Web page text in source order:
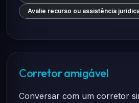
Avalie recurso ou assistência
Corretor amigável
Conversar com um corretor